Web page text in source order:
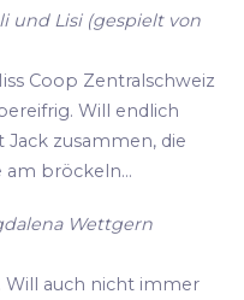
und Lisi (gespielt von
Coop Zentralschweiz
Will endlich
zusammen, die
am bröckeln...
Wettgern
Will auch nicht immer